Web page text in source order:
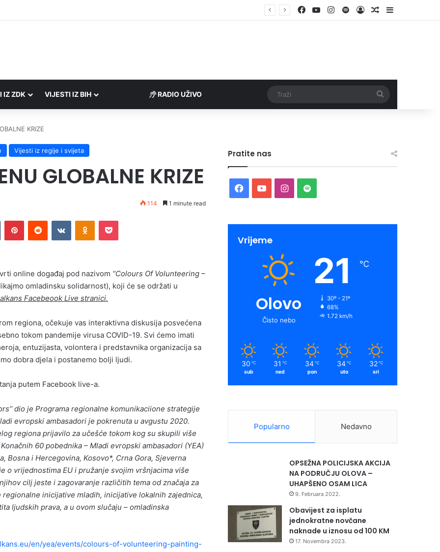
uprave FBiH na području ZDK izvršili 24 inspekcijska nadzora Facebook
YouTubeInstagram
SpotifyLog InRandom Article
Sidebar
IZ ZDK VIJESTI IZ BIH RADIO UŽIVO
KRIZE
Vijesti iz regije i svijeta
GLOBALNE KRIZE
114 1 minute read
Tumblr PinterestReddit VKontakteOdnoklassniki
Pocket
online događaj pod nazivom “Colours Of Volunteering –
omladinsku solidarnost), koji će se održati u
Facebeook Live stranici.
regiona, očekuje vas interaktivna diskusija posvećena
tokom pandemije virusa COVID-19. Svi ćemo imati
entuzijasta, volontera i predstavnika organizacija sa
dobra djela i postanemo bolji ljudi.
putem Facebook live-a.
dio je Programa regionalne komunikaciione strategije
evropski ambasadori je pokrenuta u avgustu 2020.
regiona prijavilo za učešće tokom kog su skupili više
60 pobednika – Mladi evropski ambasadori (YEA)
Bosna i Hercegovina, Kosovo*, Crna Gora, Sjeverna
o vrijednostima EU i pružanje svojim vršnjacima više
cilj jeste i zagovaranje različitih tema od značaja za
inicijative mladih, inicijative lokalnih zajednica,
ljudskih prava, a u ovom slučaju – omladinska
en/yea/events/colours-of-volunteering-painting-
Pratite nas
Facebook
YouTubeInstagram
Spotify
Vrijeme
Olovo
Čisto nebo
21 ℃
30º - 21º
68%
1.72 km/h
30 ℃
sub
31 ℃
ned
34 ℃
pon
34 ℃
uto
32 ℃
sri
Popularno Nedavno
OPSEŽNA POLICIJSKA AKCIJA
NA PODRUČJU OLOVA –
UHAPŠENO OSAM LICA
9. Februara 2022.
Obavijest za isplatu
jednokratne novčane
naknade u iznosu od 100 KM
17. Novembra 2023.